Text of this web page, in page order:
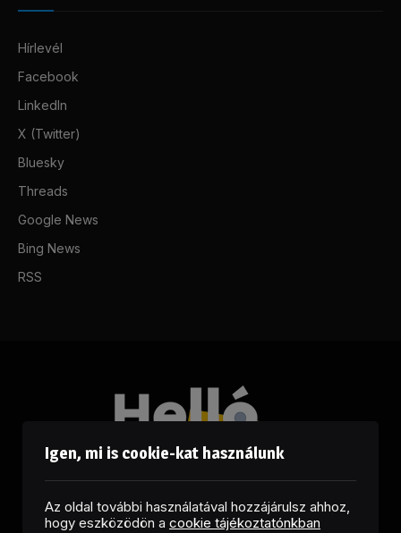
Hírlevél
Facebook
LinkedIn
X (Twitter)
Bluesky
Threads
Google News
Bing News
RSS
Igen, mi is cookie-kat használunk
Az oldal további használatával hozzájárulsz ahhoz,
hogy eszközödön a cookie tájékoztatónkban